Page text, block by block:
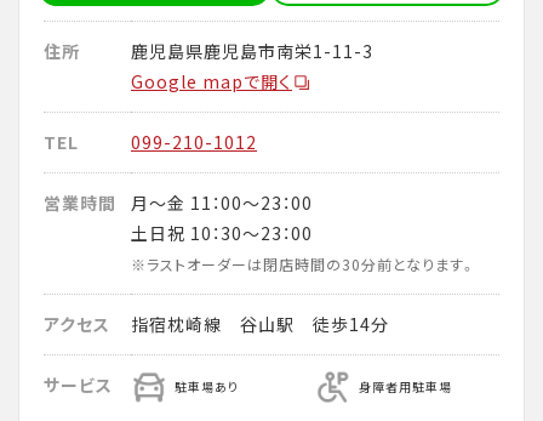
住所
鹿児島県鹿児島市南栄1-11-3
Google mapで開く
TEL 099-210-1012
営業時間
月～金 11：00～23：00
土日祝 10：30～23：00
※ラストオーダーは閉店時間の30分前となります。
アクセス 指宿枕崎線 谷山駅 徒歩14分
サービス 駐車場あり 身障者用駐車場